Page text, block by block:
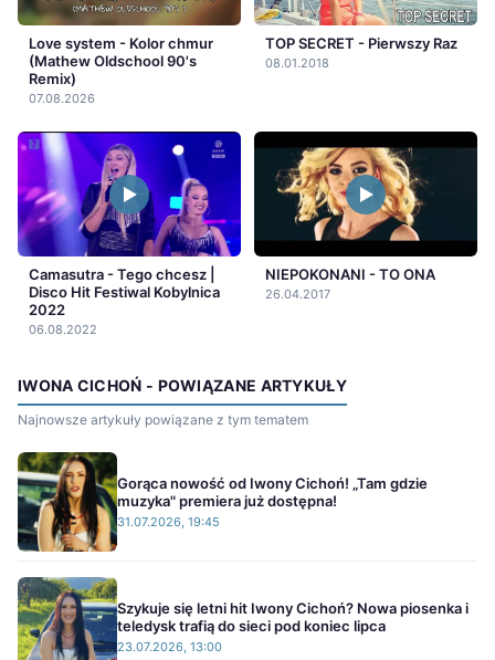
Love system - Kolor chmur
(Mathew Oldschool 90's
Remix)
07.08.2026
TOP SECRET - Pierwszy Raz
08.01.2018
Camasutra - Tego chcesz |
Disco Hit Festiwal Kobylnica
2022
06.08.2022
NIEPOKONANI - TO ONA
26.04.2017
IWONA CICHOŃ - POWIĄZANE ARTYKUŁY
Najnowsze artykuły powiązane z tym tematem
Gorąca nowość od Iwony Cichoń! „Tam gdzie
muzyka" premiera już dostępna!
31.07.2026, 19:45
Szykuje się letni hit Iwony Cichoń? Nowa piosenka i
teledysk trafią do sieci pod koniec lipca
23.07.2026, 13:00